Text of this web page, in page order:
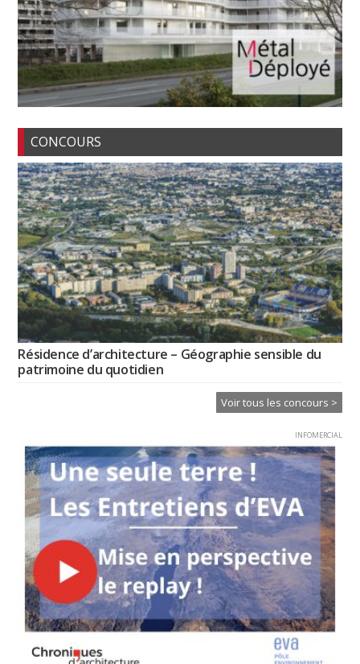
CONCOURS
Résidence d’architecture – Géographie sensible du
patrimoine du quotidien
Voir tous les concours >
INFOMERCIAL